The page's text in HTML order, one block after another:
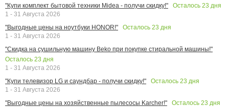
"Купи комплект бытовой техники Midea - получи скидку!"
Осталось 23 дня
1 - 31 Августа 2026
"Выгодные цены на ноутбуки HONOR!"
Осталось 23 дня
1 - 31 Августа 2026
"Скидка на сушильную машину Beko при покупке стиральной машины!"
Осталось 23 дня
1 - 31 Августа 2026
"Купи телевизор LG и саундбар - получи скидку!"
Осталось 23 дня
1 - 31 Августа 2026
"Выгодные цены на хозяйственные пылесосы Karcher!"
Осталось 23 дня